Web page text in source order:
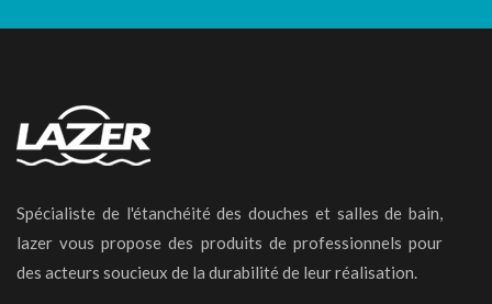
Spécialiste de l'étanchéité des douches et salles de bain,
lazer vous propose des produits de professionnels pour
des acteurs soucieux de la durabilité de leur réalisation.